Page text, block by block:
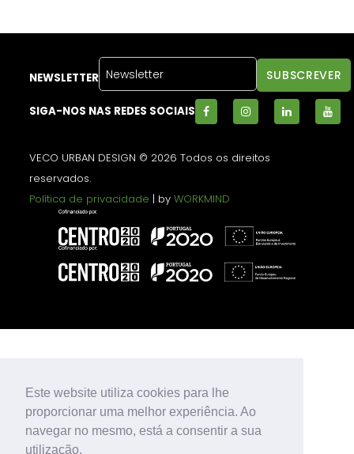
Este website utiliza cookies para lhe
proporcionar uma melhor experiência. Ao
navegar no mesmo, está a consentir a sua
utilização.
NEWSLETTER
SIGA-NOS NAS REDES SOCIAIS
VECO URBAN DESIGN © 2026 Todos os direitos
reservados.
Política de privacidade | byWORKMIND